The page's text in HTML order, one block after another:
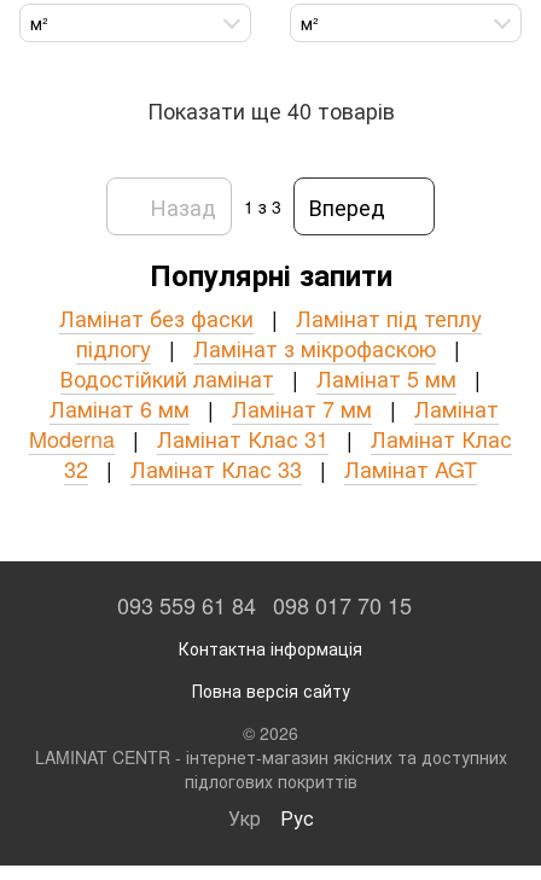
м² м²
Показати ще 40 товарів
Назад 1 з 3 Вперед
Популярні запити
Ламінат без фаски | Ламінат під теплу
підлогу| Ламінат з мікрофаскою|
Водостійкий ламінат | Ламінат 5 мм |
Ламінат 6 мм | Ламінат 7 мм | Ламінат
Moderna | Ламінат Клас 31 | Ламінат Клас
32 | Ламінат Клас 33 | Ламінат AGT
093 559 61 84 098 017 70 15
Контактна інформація
Повна версія сайту
© 2026
LAMINAT CENTR - інтернет-магазин якісних та доступних
підлогових покриттів
Укр Рус